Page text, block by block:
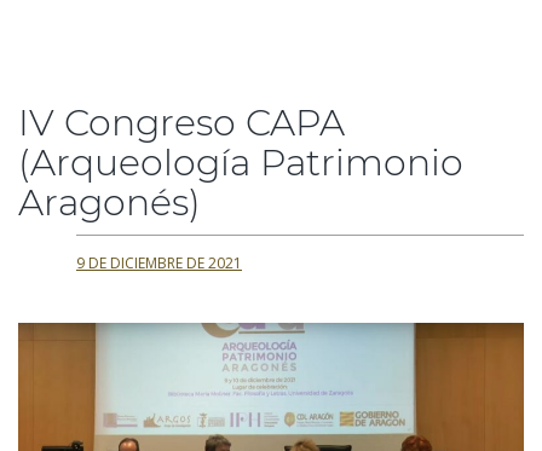
IV Congreso CAPA
(Arqueología Patrimonio
Aragonés)
9 DE DICIEMBRE DE 2021